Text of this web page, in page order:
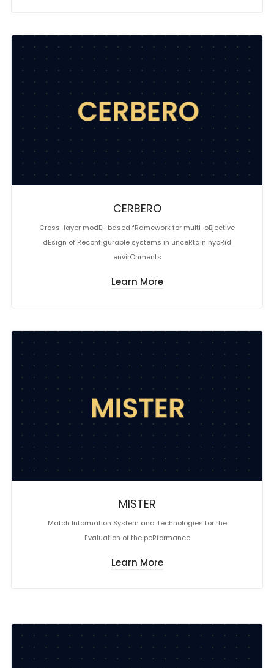
CERBERO
Cross-layer modEl-based fRamework for multi-oBjective
dEsign of Reconfigurable systems in unceRtain hybRid
envirOnments
Learn More
MISTER
Match Information System and Technologies for the
Evaluation of the peRformance
Learn More